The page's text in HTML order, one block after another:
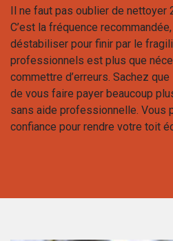
Il ne faut pas oublier de nettoyer
C’est la fréquence
déstabiliser pour finir par le
professionnels est plus que
commettre d’erreurs. Sachez
de vous faire payer beaucoup
sans aide professionnelle. Vous
confiance pour rendre votre toit